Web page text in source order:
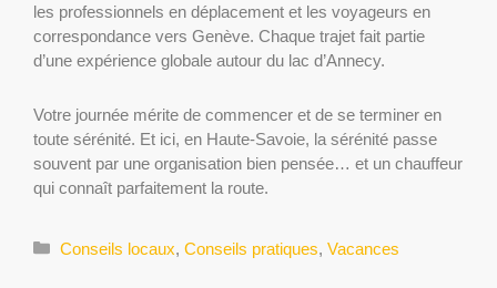
les professionnels en déplacement et les voyageurs en
correspondance vers Genève. Chaque trajet fait partie
d’une expérience globale autour du lac d’Annecy.
Votre journée mérite de commencer et de se terminer en
toute sérénité. Et ici, en Haute-Savoie, la sérénité passe
souvent par une organisation bien pensée… et un chauffeur
qui connaît parfaitement la route.
Catégories
Conseils locaux, Conseils pratiques, Vacances